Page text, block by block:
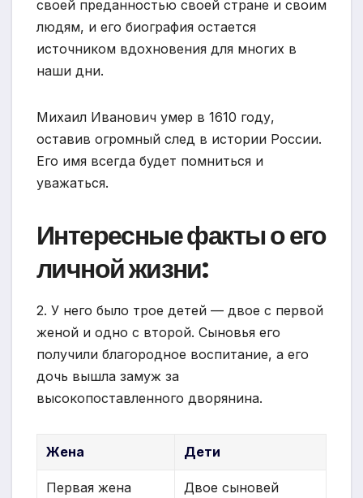
своей преданностью своей стране и своим
людям, и его биография остается
источником вдохновения для многих в
наши дни.
Михаил Иванович умер в 1610 году,
оставив огромный след в истории России.
Его имя всегда будет помниться и
уважаться.
Интересные факты о его
личной жизни:
2. У него было трое детей — двое с первой
женой и одно с второй. Сыновья его
получили благородное воспитание, а его
дочь вышла замуж за
высокопоставленного дворянина.
Жена Дети
Первая жена Двое сыновей